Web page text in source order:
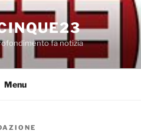
fa notizia
Menu